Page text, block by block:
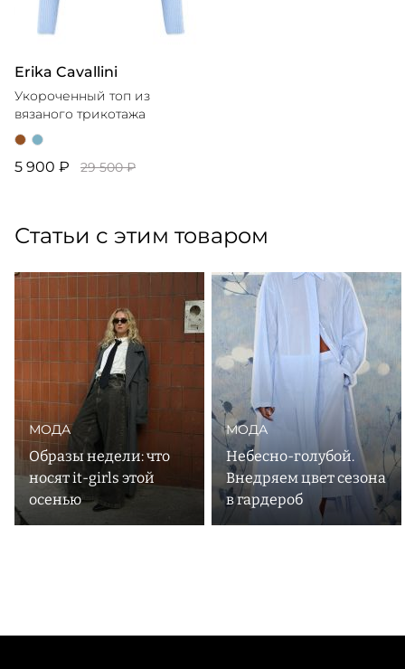
Erika Cavallini
Укороченный топ из
вязаного трикотажа
5 900 ₽ 29 500 ₽
Статьи с этим товаром
МОДА
Образы недели: что
носят it-girls этой
осенью
МОДА
Небесно-голубой.
Внедряем цвет сезона
в гардероб